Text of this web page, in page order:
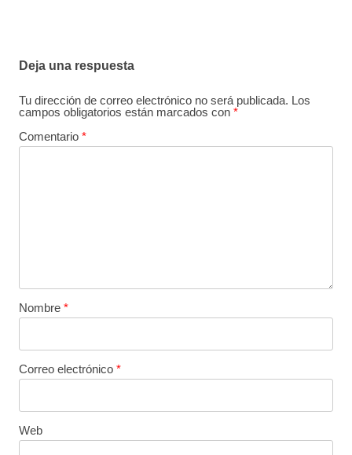
Deja una respuesta
Tu dirección de correo electrónico no será publicada. Los
campos obligatorios están marcados con *
Comentario *
Nombre *
Correo electrónico *
Web